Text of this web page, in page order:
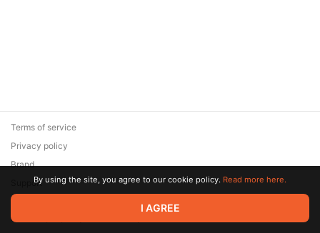
© 2026 Zaya Solutions Limited. All rights reserved. All trademarks
are the property of their respective owners.
Terms of service
Privacy policy
Brand
SupportBy using the site, you agree to our cookie policy. Read more here.
I AGREE